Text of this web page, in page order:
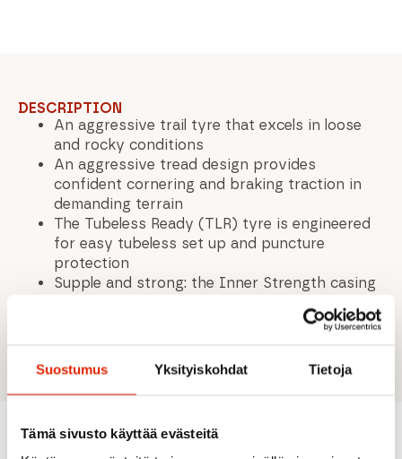
Suostumus Yksityiskohdat Tietoja
Tämä sivusto käyttää evästeitä
DESCRIPTION
An aggressive trail tyre that excels in loose
and rocky conditions
An aggressive tread design provides
confident cornering and braking traction in
demanding terrain
The Tubeless Ready (TLR) tyre is engineered
for easy tubeless set up and puncture
protection
Supple and strong: the Inner Strength casing
The lightweight 120 TPI casing provides great